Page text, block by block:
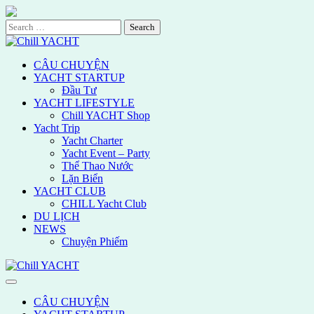
Skip
to
content
Search
for:
CÂU CHUYỆN
YACHT STARTUP
Đầu Tư
YACHT LIFESTYLE
Chill YACHT Shop
Yacht Trip
Yacht Charter
Yacht Event – Party
Thể Thao Nước
Lặn Biển
YACHT CLUB
CHILL Yacht Club
DU LỊCH
NEWS
Chuyện Phiếm
CÂU CHUYỆN